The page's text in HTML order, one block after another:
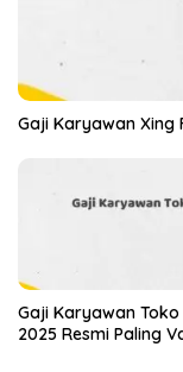
Gaji Karyawan Xing
Gaji Karyawan Toko
2025 Resmi Paling